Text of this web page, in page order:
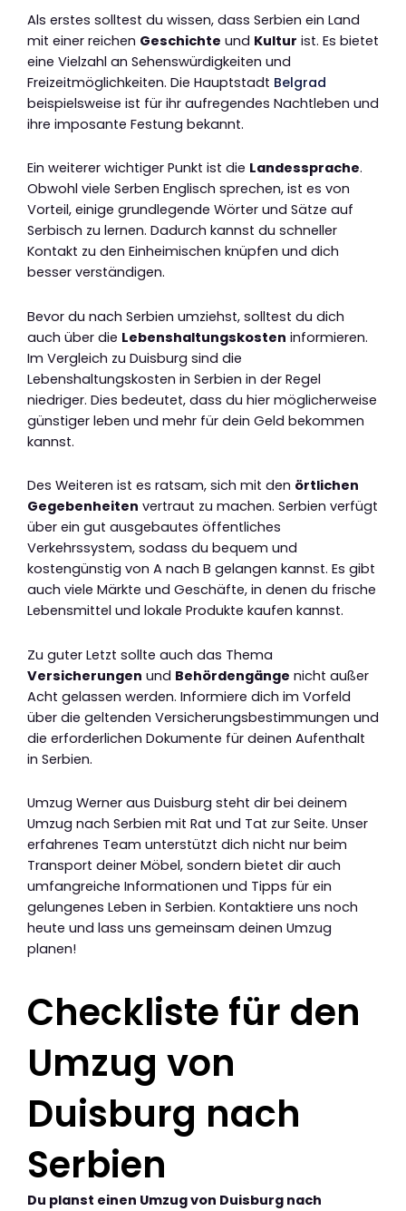
Als erstes solltest du wissen, dass Serbien ein Land
mit einer reichen Geschichte und Kultur ist. Es bietet
eine Vielzahl an Sehenswürdigkeiten und
Freizeitmöglichkeiten. Die Hauptstadt Belgrad
beispielsweise ist für ihr aufregendes Nachtleben und
ihre imposante Festung bekannt.
Ein weiterer wichtiger Punkt ist die Landessprache.
Obwohl viele Serben Englisch sprechen, ist es von
Vorteil, einige grundlegende Wörter und Sätze auf
Serbisch zu lernen. Dadurch kannst du schneller
Kontakt zu den Einheimischen knüpfen und dich
besser verständigen.
Bevor du nach Serbien umziehst, solltest du dich
auch über die Lebenshaltungskosten informieren.
Im Vergleich zu Duisburg sind die
Lebenshaltungskosten in Serbien in der Regel
niedriger. Dies bedeutet, dass du hier möglicherweise
günstiger leben und mehr für dein Geld bekommen
kannst.
Des Weiteren ist es ratsam, sich mit den örtlichen
Gegebenheiten vertraut zu machen. Serbien verfügt
über ein gut ausgebautes öffentliches
Verkehrssystem, sodass du bequem und
kostengünstig von A nach B gelangen kannst. Es gibt
auch viele Märkte und Geschäfte, in denen du frische
Lebensmittel und lokale Produkte kaufen kannst.
Zu guter Letzt sollte auch das Thema
Versicherungen und Behördengänge nicht außer
Acht gelassen werden. Informiere dich im Vorfeld
über die geltenden Versicherungsbestimmungen und
die erforderlichen Dokumente für deinen Aufenthalt
in Serbien.
Umzug Werner aus Duisburg steht dir bei deinem
Umzug nach Serbien mit Rat und Tat zur Seite. Unser
erfahrenes Team unterstützt dich nicht nur beim
Transport deiner Möbel, sondern bietet dir auch
umfangreiche Informationen und Tipps für ein
gelungenes Leben in Serbien. Kontaktiere uns noch
heute und lass uns gemeinsam deinen Umzug
planen!
Checkliste für den
Umzug von
Duisburg nach
Serbien
Du planst einen Umzug von Duisburg nach